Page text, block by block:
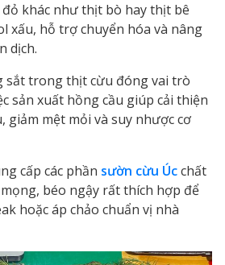
khác như thịt bò hay thịt bê
xấu, hỗ trợ chuyển hóa và nâng
dịch.
sắt trong thịt cừu đóng vai trò
sản xuất hồng cầu giúp cải thiện
mệt mỏi và suy nhược cơ
cấp các phần sườn cừu Úcchất
béo ngậy rất thích hợp để
hoặc áp chảo chuẩn vị nhà